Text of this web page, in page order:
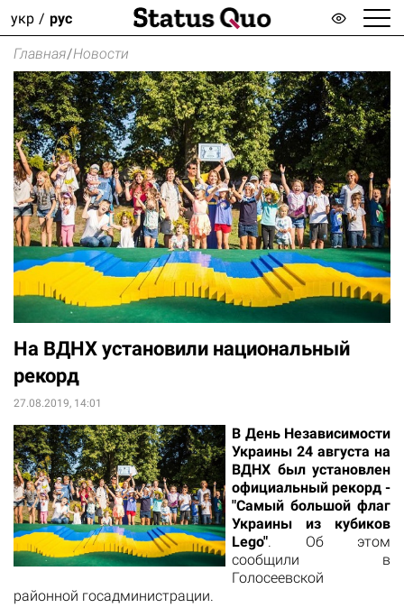
укр рус
Главная/Новости
На ВДНХ установили национальный
рекорд
27.08.2019, 14:01
В День Независимости
Украины 24 августа на
ВДНХ был установлен
официальный рекорд -
"Самый большой флаг
Украины из кубиков
Lego". Об этом
сообщили в
Голосеевской
районной госадминистрации.